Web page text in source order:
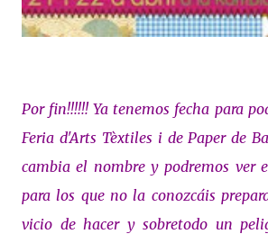
Por fin!!!!!! Ya tenemos fecha para
Feria d'Arts Tèxtiles i de Paper de
cambia el nombre y podremos ver
para los que no la conozcáis
vicio de hacer y sobretodo un